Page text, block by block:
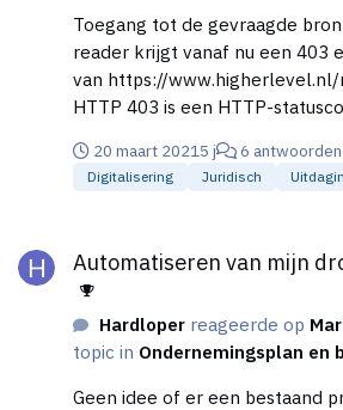
Toegang tot de gevraagde bron
reader krijgt vanaf nu een 403
van https://www.higherlevel.nl/
HTTP 403 is een HTTP-
server heeft het verzoek
aan voldoen. Kan dit
20 maart 20215 j 6 antwoorden
Digitalisering Juridisch
Automatiseren van mijn
Hardloper reageerde op
topic in Ondernemingsplan en
Geen idee of er een bestaand